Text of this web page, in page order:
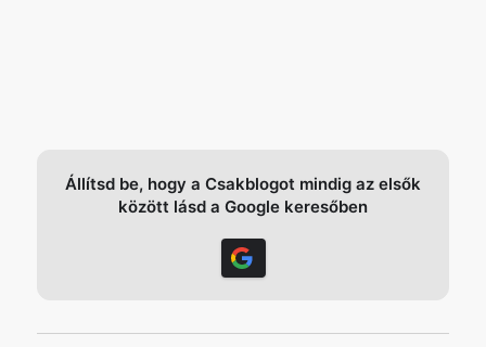
Állítsd be, hogy a Csakblogot mindig az elsők
között lásd a Google keresőben